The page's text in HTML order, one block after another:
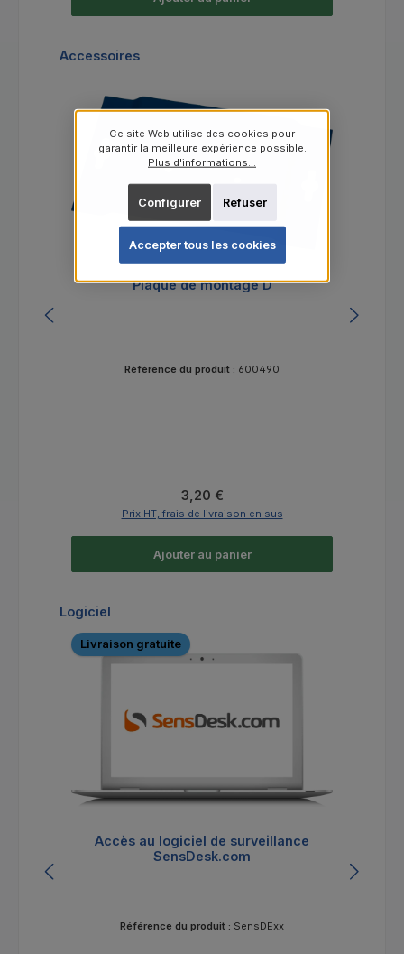
Ignorer la galerie de produits
Accessoires
Plaque de montage D
Référence du produit : 600490
Prix régulier :
3,20 €
Prix HT, frais de livraison en sus
Ajouter au panier
Ignorer la galerie de produits
Logiciel
Livraison gratuite
Accès au logiciel de surveillance
SensDesk.com
Référence du produit : SensDExx
Ce site Web utilise des cookies pour
garantir la meilleure expérience possible.
Plus d'informations...
Refuser
Configurer
Accepter tous les cookies